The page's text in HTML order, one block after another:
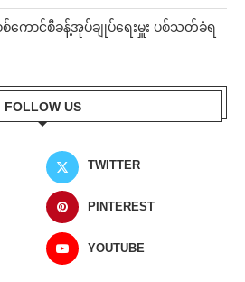
ောင်စီခန့်အုပ်ချုပ်ရေးမှူး ပစ်သတ်ခံရ
FOLLOW US
TWITTER
PINTEREST
YOUTUBE